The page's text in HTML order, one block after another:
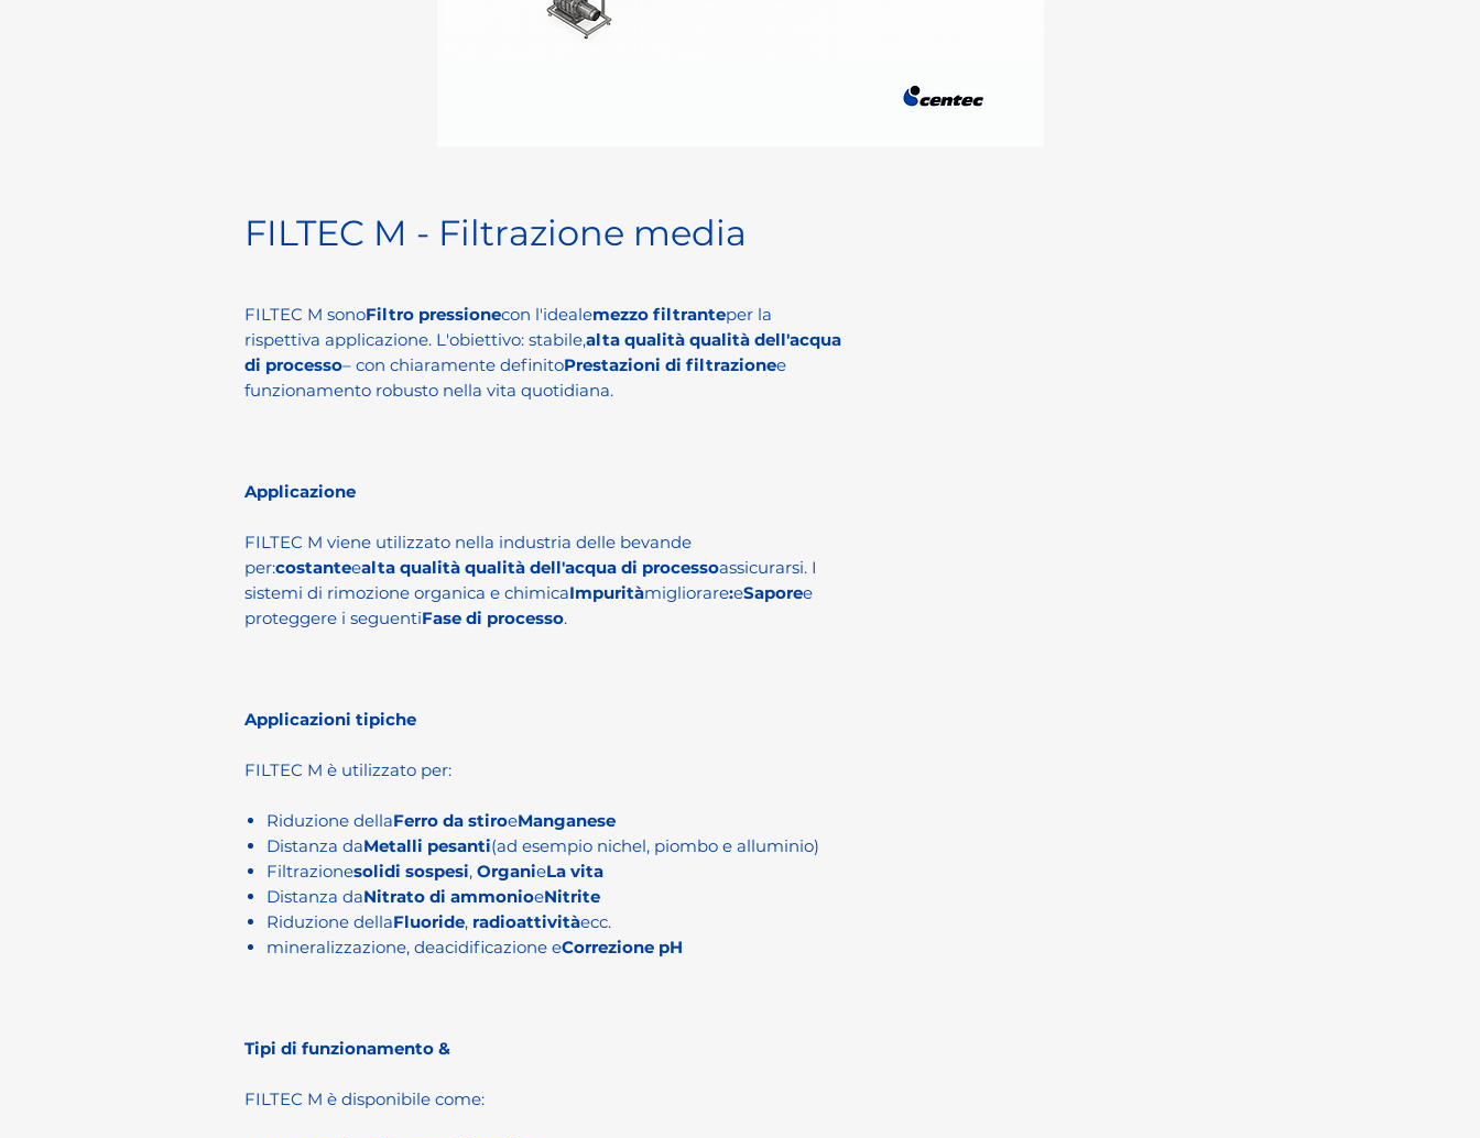
FILTEC M - Filtrazione media
FILTEC M sonoFiltro pressionecon l'idealemezzo filtranteper la
rispettiva applicazione. L'obiettivo: stabile,alta qualità qualità dell'acqua
di processo– con chiaramente definitoPrestazioni di filtrazionee
funzionamento robusto nella vita quotidiana.
Applicazione
FILTEC M viene utilizzato nella industria delle bevande
per:costanteealta qualità qualità dell'acqua di processoassicurarsi. I
sistemi di rimozione organica e chimicaImpuritàmigliorare:eSaporee
proteggere i seguentiFase di processo.
Applicazioni tipiche
FILTEC M è utilizzato per:
Riduzione dellaFerro da stiroeManganese
Distanza daMetalli pesanti(ad esempio nichel, piombo e alluminio)
Filtrazionesolidi sospesi, OrganieLa vita
Distanza daNitrato di ammonioeNitrite
Riduzione dellaFluoride, radioattivitàecc.
mineralizzazione, deacidificazione eCorrezione pH
Tipi di funzionamento &
FILTEC M è disponibile come: